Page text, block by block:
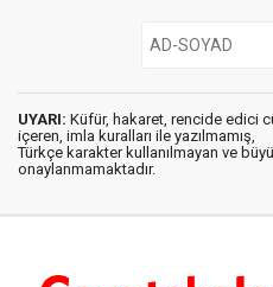
UYARI: Küfür, hakaret, rencide edici
içeren, imla kuralları ile yazılmamış,
Türkçe karakter kullanılmayan ve
onaylanmamaktadır.